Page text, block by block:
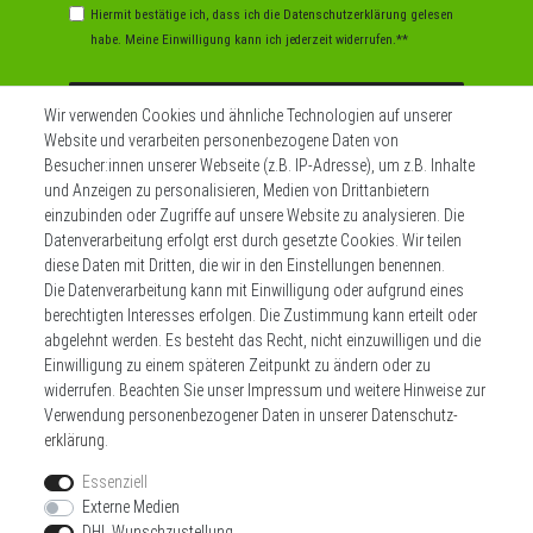
Hiermit bestätige ich, dass ich die Daten­schutz­erklärung gelesen
habe. Meine Einwilligung kann ich jederzeit widerrufen.**
** Hierbei handelt es sich um ein Pflichtfeld.
Widerrufs­recht Impressum
Daten­schutz­erklärung AGB Kontakt
Zahlen sie bequem per
Wir verwenden Cookies und ähnliche Technologien auf unserer
Website und verarbeiten personenbezogene Daten von
Besucher:innen unserer Webseite (z.B. IP-Adresse), um z.B. Inhalte
und Anzeigen zu personalisieren, Medien von Drittanbietern
einzubinden oder Zugriffe auf unsere Website zu analysieren. Die
Datenverarbeitung erfolgt erst durch gesetzte Cookies. Wir teilen
diese Daten mit Dritten, die wir in den Einstellungen benennen.
Die Datenverarbeitung kann mit Einwilligung oder aufgrund eines
berechtigten Interesses erfolgen. Die Zustimmung kann erteilt oder
abgelehnt werden. Es besteht das Recht, nicht einzuwilligen und die
Einwilligung zu einem späteren Zeitpunkt zu ändern oder zu
widerrufen. Beachten Sie unser Impressum und weitere Hinweise zur
Verwendung personenbezogener Daten in unserer Daten­schutz­
erklärung
Essenziell
Externe Medien